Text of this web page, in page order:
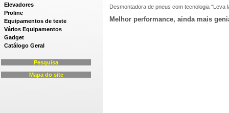
Elevadores
Proline
Equipamentos de teste
Vários Equipamentos
Gadget
Catálogo Geral
Pesquisa
Mapa do site
Desmontadora de pneus com tecnologia “Leva
Melhor performance, ainda mais